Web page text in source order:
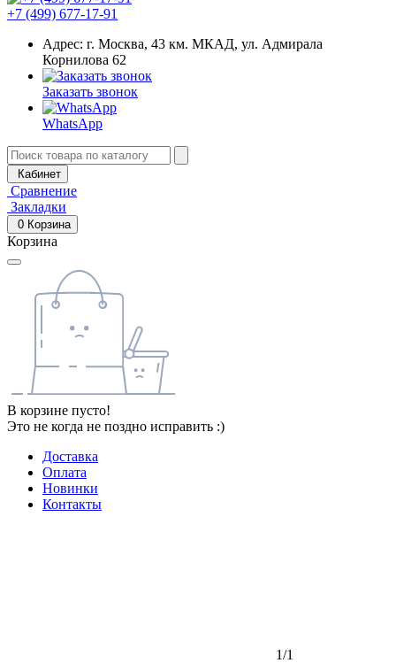
+7 (499) 677-17-91
Адрес: г. Москва, 43 км. МКАД, ул. Адмирала
Корнилова 62
Заказать звонок
WhatsApp
Кабинет
Сравнение
Закладки
0 Корзина
Корзина
В корзине пусто!
Это не когда не поздно исправить :)
Доставка
Оплата
Новинки
Контакты
1/1